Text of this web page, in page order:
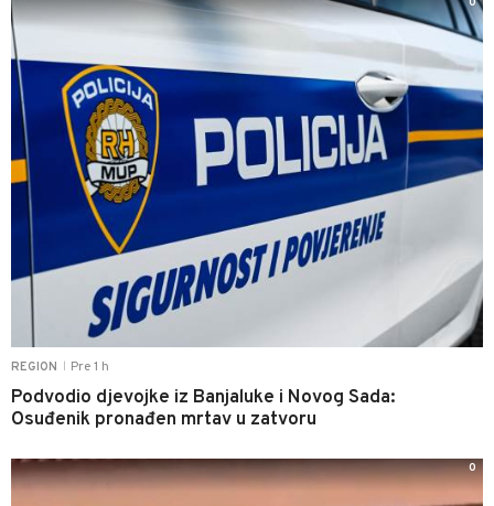
REGION Pre 1 h
Podvodio djevojke iz Banjaluke i Novog Sada:
Osuđenik pronađen mrtav u zatvoru
0